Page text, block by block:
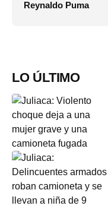
Reynaldo Puma
LO ÚLTIMO